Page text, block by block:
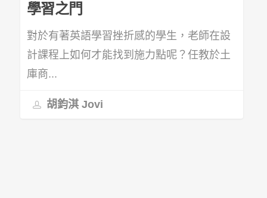
學習之門
對於有著英語學習挫折感的學生，老師在設
計課程上如何才能找到施力點呢？任教於土
庫商...
胡鈞淇 Jovi